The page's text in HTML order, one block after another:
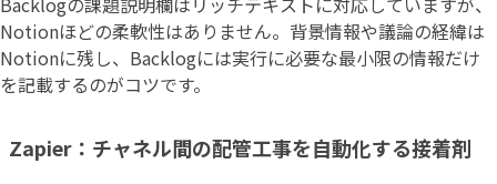
Notionほどの柔軟性はありません。背景情報や議論の経緯は
Notionに残し、Backlogには実行に必要な最小限の情報だけ
を記載するのがコツです。
Zapier：チャネル間の配管工事を自動化する接着剤